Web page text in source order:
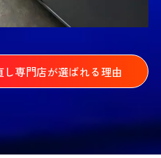
専門店が選ばれる理由